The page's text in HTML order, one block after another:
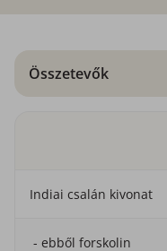
Összetevők
Indiai csalán kivonat
- ebből forskolin